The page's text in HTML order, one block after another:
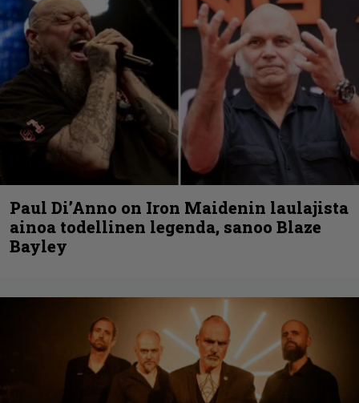
Paul Di’Anno on Iron Maidenin laulajista
ainoa todellinen legenda, sanoo Blaze
Bayley